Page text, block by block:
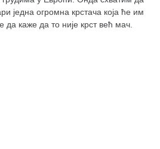
једна огромна крстача која ће им
да каже да то није крст већ мач.